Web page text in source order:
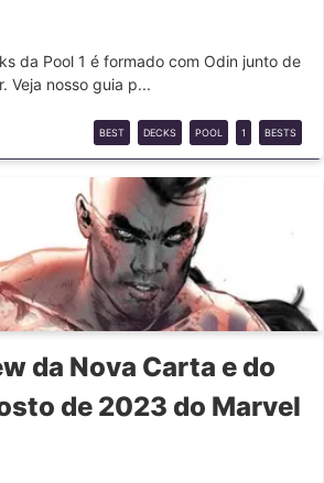
da Pool 1 é formado com Odin junto de
Veja nosso guia p...
BEST DECKS POOL 1 BESTS
DECKS MARVEL SNAP
da Nova Carta e do
de 2023 do Marvel